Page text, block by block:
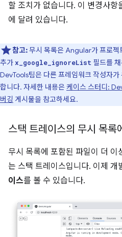
할 조치가 없습니다. 이 변경사항
에 달려 있습니다.
참고:무시 목록은 Angular가 프로젝
추가x_google_ignoreList 필드를
DevTools팀은 다른 프레임워크 작성자
합니다. 자세한 내용은케이스 스터디:
버깅 게시물을 참고하세요.
스택 트레이스의 무시 목록
무시 목록에 포함된 파일이 더 이
는 스택 트레이스입니다. 이제 개
이스를 볼 수 있습니다.